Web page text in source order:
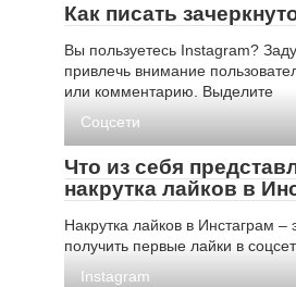
Как писать
Вы пользуетесь Instagram?
привлечь внимание
или комментарию. Выделите
Соцсети
Что из себя
накрутка лайков в
Накрутка лайков в Инстаграм –
получить первые лайки в
Instagram